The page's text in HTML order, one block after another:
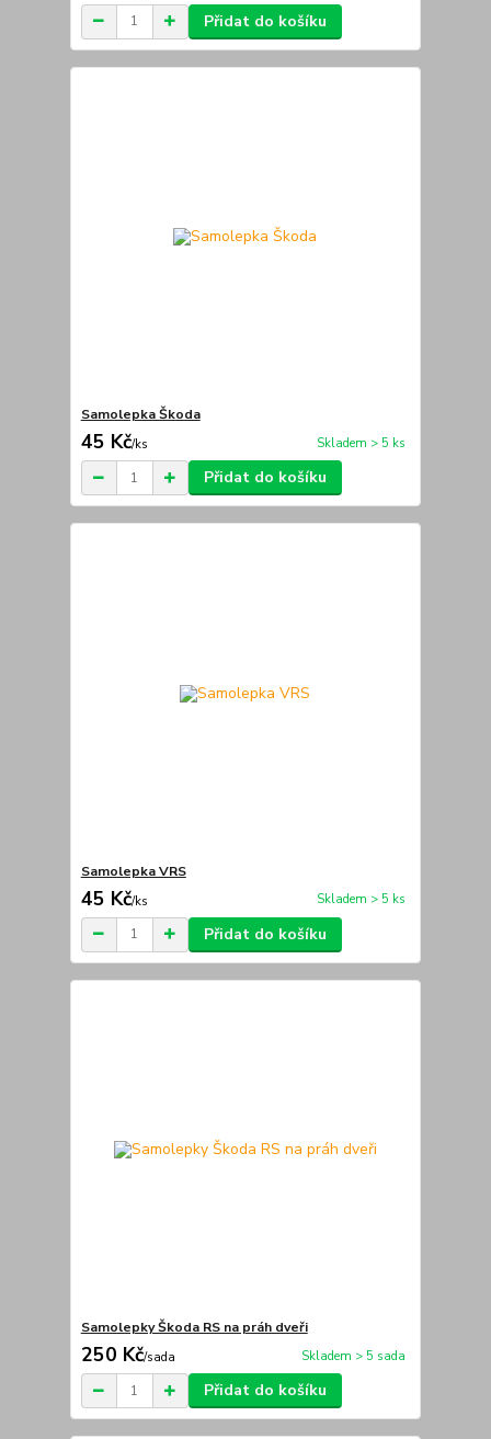
Přidat do košíku
Samolepka Škoda
45 Kč/ks Skladem > 5 ks
Přidat do košíku
Samolepka VRS
45 Kč/ks Skladem > 5 ks
Přidat do košíku
Samolepky Škoda RS na práh dveři
250 Kč/sada Skladem > 5 sada
Přidat do košíku